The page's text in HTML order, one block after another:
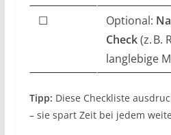
☐
Optional:
Check(z. B.
langlebige
Tipp: Diese Checkliste
– sie spart Zeit bei jedem